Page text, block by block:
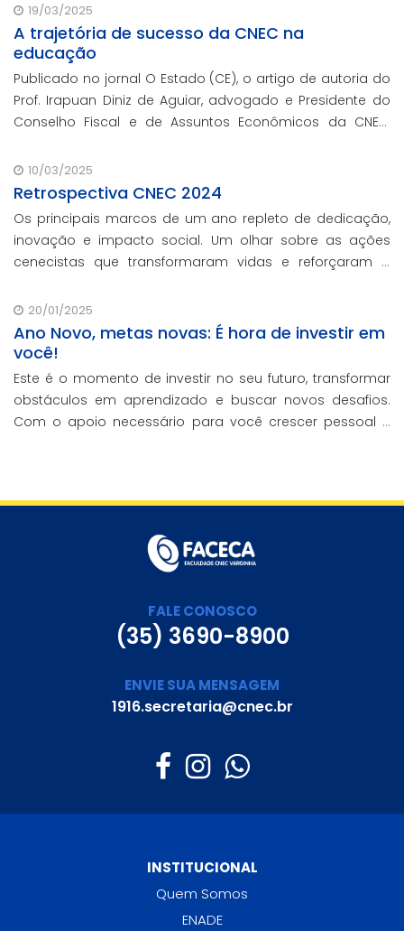
19/03/2025
A trajetória de sucesso da CNEC na
educação
Publicado no jornal O Estado (CE), o artigo de autoria do
Prof. Irapuan Diniz de Aguiar, advogado e Presidente do
Conselho Fiscal e de Assuntos Econômicos da CNEC,
brasileira.
10/03/2025
Retrospectiva CNEC 2024
Os principais marcos de um ano repleto de dedicação,
inovação e impacto social. Um olhar sobre as ações
cenecistas que transformaram vidas e reforçaram o
20/01/2025
Ano Novo, metas novas: É hora de investir em
você!
Este é o momento de investir no seu futuro, transformar
obstáculos em aprendizado e buscar novos desafios.
Com o apoio necessário para você crescer pessoal e
FALE CONOSCO
(35) 3690-8900
ENVIE SUA MENSAGEM
1916.secretaria@cnec.br
INSTITUCIONAL
Quem Somos
ENADE